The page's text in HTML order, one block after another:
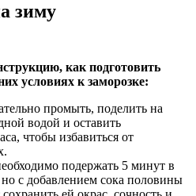
зиму
как подготовить
условиях к заморозке:
промыть, поделить на
водой и оставить
чтобы избавиться от
подержать 5 минут в
с добавлением сока половины